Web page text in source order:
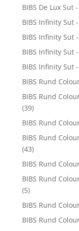
BIBS De Lux
BIBS Infinity Sut
BIBS Infinity Sut
BIBS Infinity Sut
BIBS Infinity Sut
BIBS Rund
BIBS Rund
(39)
BIBS Rund
BIBS Rund
(43)
BIBS Rund
BIBS Rund
(5)
BIBS Rund
BIBS Rund